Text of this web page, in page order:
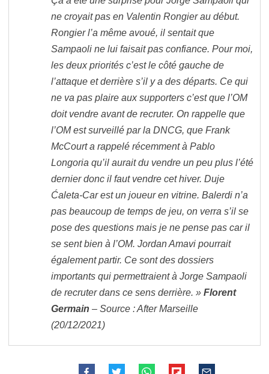
ne croyait pas en Valentin Rongier au début.
Rongier l’a même avoué, il sentait que
Sampaoli ne lui faisait pas confiance. Pour moi,
les deux priorités c’est le côté gauche de
l’attaque et derrière s’il y a des départs. Ce qui
ne va pas plaire aux supporters c’est que l’OM
doit vendre avant de recruter. On rappelle que
l’OM est surveillé par la DNCG, que Frank
McCourt a rappelé récemment à Pablo
Longoria qu’il aurait du vendre un peu plus l’été
dernier donc il faut vendre cet hiver. Duje
Ćaleta-Car est un joueur en vitrine. Balerdi n’a
pas beaucoup de temps de jeu, on verra s’il se
pose des questions mais je ne pense pas car il
se sent bien à l’OM. Jordan Amavi pourrait
également partir. Ce sont des dossiers
importants qui permettraient à Jorge Sampaoli
de recruter dans ce sens derrière. » Florent
Germain – Source : After Marseille
(20/12/2021)